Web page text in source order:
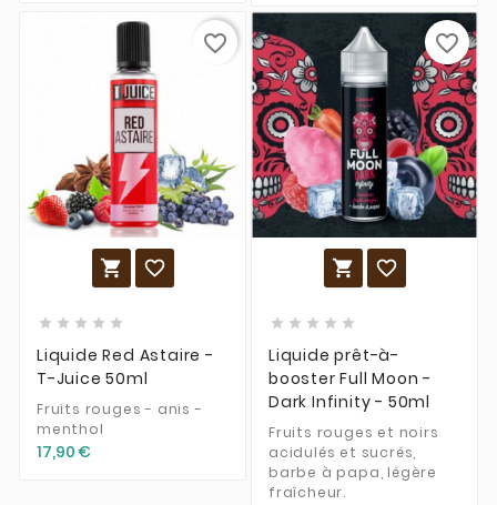
 
    
Liquide Red Astaire -
T-Juice 50ml
Fruits rouges - anis -
menthol
17,90 €
favorite_border
 
    
Liquide prêt-à-
booster Full Moon -
Dark Infinity - 50ml
Fruits rouges et noirs
acidulés et sucrés,
barbe à papa, légère
fraîcheur.
favorite_border